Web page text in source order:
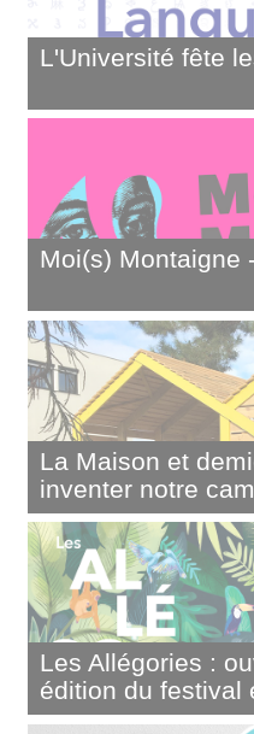
L'Université fête
Moi(s) Montaigne
La Maison et
inventer notre
Les Allégories :
édition du festival